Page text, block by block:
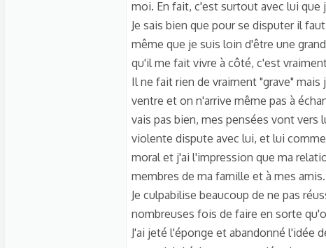
é
b
u
t
moi. En fait, c'est surtout avec lui
Je sais bien que pour se disputer il
même que je suis loin d'être une
qu'il me fait vivre à côté, c'est
Il ne fait rien de vraiment "grave"
ventre et on n'arrive même pas à
vais pas bien, mes pensées vont vers
violente dispute avec lui, et lui
moral et j'ai l'impression que ma
membres de ma famille et à mes amis.
Je culpabilise beaucoup de ne pas
nombreuses fois de faire en sorte
J'ai jeté l'éponge et abandonné l'idée